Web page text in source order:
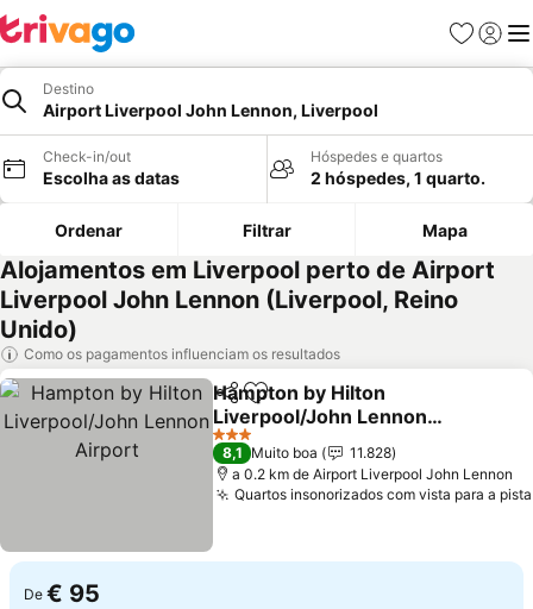
Favoritos
Iniciar
Destino
Airport Liverpool John Lennon, Liverpool
Check-in/out
Escolha as datas
Hóspedes e quartos
2 hóspedes, 1 quarto.
Ordenar Filtrar Mapa
Alojamentos em Liverpool perto de Airport
Liverpool John Lennon (Liverpool, Reino
Unido)
Como os pagamentos influenciam os resultados
PartilharAdicionar aos favoritos
Hampton by Hilton
Liverpool/John Lennon
Airport
3 Estrelas
8,1 Muito boa
11.828
a 0.2 km de Airport Liverpool John Lennon
Quartos insonorizados com vista para a pista
De € 95